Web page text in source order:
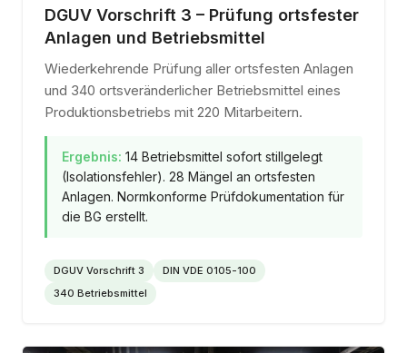
DGUV Vorschrift 3 – Prüfung ortsfester
Anlagen und Betriebsmittel
Wiederkehrende Prüfung aller ortsfesten Anlagen
und 340 ortsveränderlicher Betriebsmittel eines
Produktionsbetriebs mit 220 Mitarbeitern.
Ergebnis: 14 Betriebsmittel sofort stillgelegt
(Isolationsfehler). 28 Mängel an ortsfesten
Anlagen. Normkonforme Prüfdokumentation für
die BG erstellt.
DGUV Vorschrift 3
DIN VDE 0105-100
340 Betriebsmittel